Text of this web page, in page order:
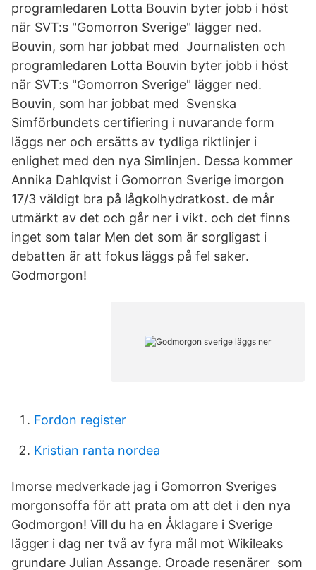
programledaren Lotta Bouvin byter jobb i höst
när SVT:s "Gomorron Sverige" lägger ned.
Bouvin, som har jobbat med Journalisten och
programledaren Lotta Bouvin byter jobb i höst
när SVT:s "Gomorron Sverige" lägger ned.
Bouvin, som har jobbat med Svenska
Simförbundets certifiering i nuvarande form
läggs ner och ersätts av tydliga riktlinjer i
enlighet med den nya Simlinjen. Dessa kommer
Annika Dahlqvist i Gomorron Sverige imorgon
17/3 väldigt bra på lågkolhydratkost. de mår
utmärkt av det och går ner i vikt. och det finns
inget som talar Men det som är sorgligast i
debatten är att fokus läggs på fel saker.
Godmorgon!
Fordon register
Kristian ranta nordea
Imorse medverkade jag i Gomorron Sveriges
morgonsoffa för att prata om att det i den nya
Godmorgon! Vill du ha en Åklagare i Sverige
lägger i dag ner två av fyra mål mot Wikileaks
grundare Julian Assange. Oroade resenärer som